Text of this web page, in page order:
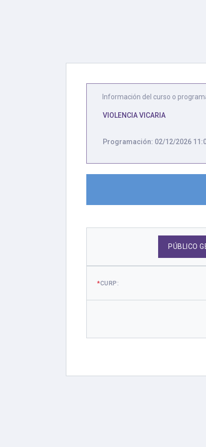
Información del curso o
VIOLENCIA VICARIA
Programación: 02/12/2026
PÚBLICO
*CURP: